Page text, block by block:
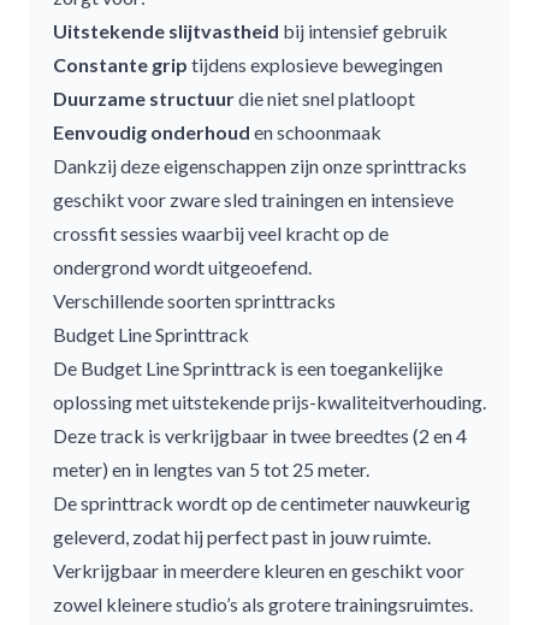
Uitstekende slijtvastheid bij intensief gebruik
Constante grip tijdens explosieve bewegingen
Duurzame structuurdie niet snel platloopt
Eenvoudig onderhoud en schoonmaak
Dankzij deze eigenschappen zijn onze sprinttracks
geschikt voor zware sled trainingen en intensieve
crossfit sessies waarbij veel kracht op de
ondergrond wordt uitgeoefend.
Verschillende soorten sprinttracks
Budget Line Sprinttrack
De Budget Line Sprinttrack is een toegankelijke
oplossing met uitstekende prijs-kwaliteitverhouding.
Deze track is verkrijgbaar in twee breedtes (2 en 4
meter) en in lengtes van 5 tot 25 meter.
De sprinttrack wordt op de centimeter nauwkeurig
geleverd, zodat hij perfect past in jouw ruimte.
Verkrijgbaar in meerdere kleuren en geschikt voor
zowel kleinere studio’s als grotere trainingsruimtes.